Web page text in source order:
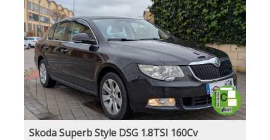
Skoda Superb Style DSG 1.8TSI 160Cv